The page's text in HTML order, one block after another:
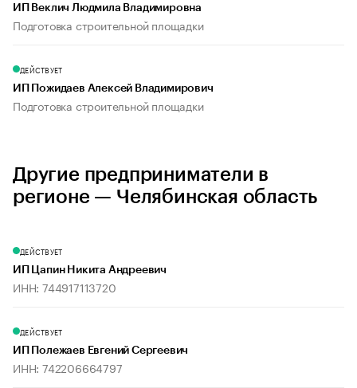
ИП Веклич Людмила Владимировна
Подготовка строительной площадки
ДЕЙСТВУЕТ
ИП Пожидаев Алексей Владимирович
Подготовка строительной площадки
Другие предприниматели в
регионе — Челябинская область
ДЕЙСТВУЕТ
ИП Цапин Никита Андреевич
ИНН: 744917113720
ДЕЙСТВУЕТ
ИП Полежаев Евгений Сергеевич
ИНН: 742206664797